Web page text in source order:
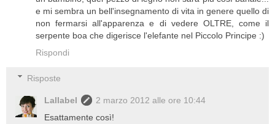
e mi sembra un bell'insegnamento di vita in genere quello di
non fermarsi all'apparenza e di vedere OLTRE, come il
serpente boa che digerisce l'elefante nel Piccolo Principe :)
Rispondi
Risposte
Lallabel
2 marzo 2012 alle ore 10:44
Esattamente così!